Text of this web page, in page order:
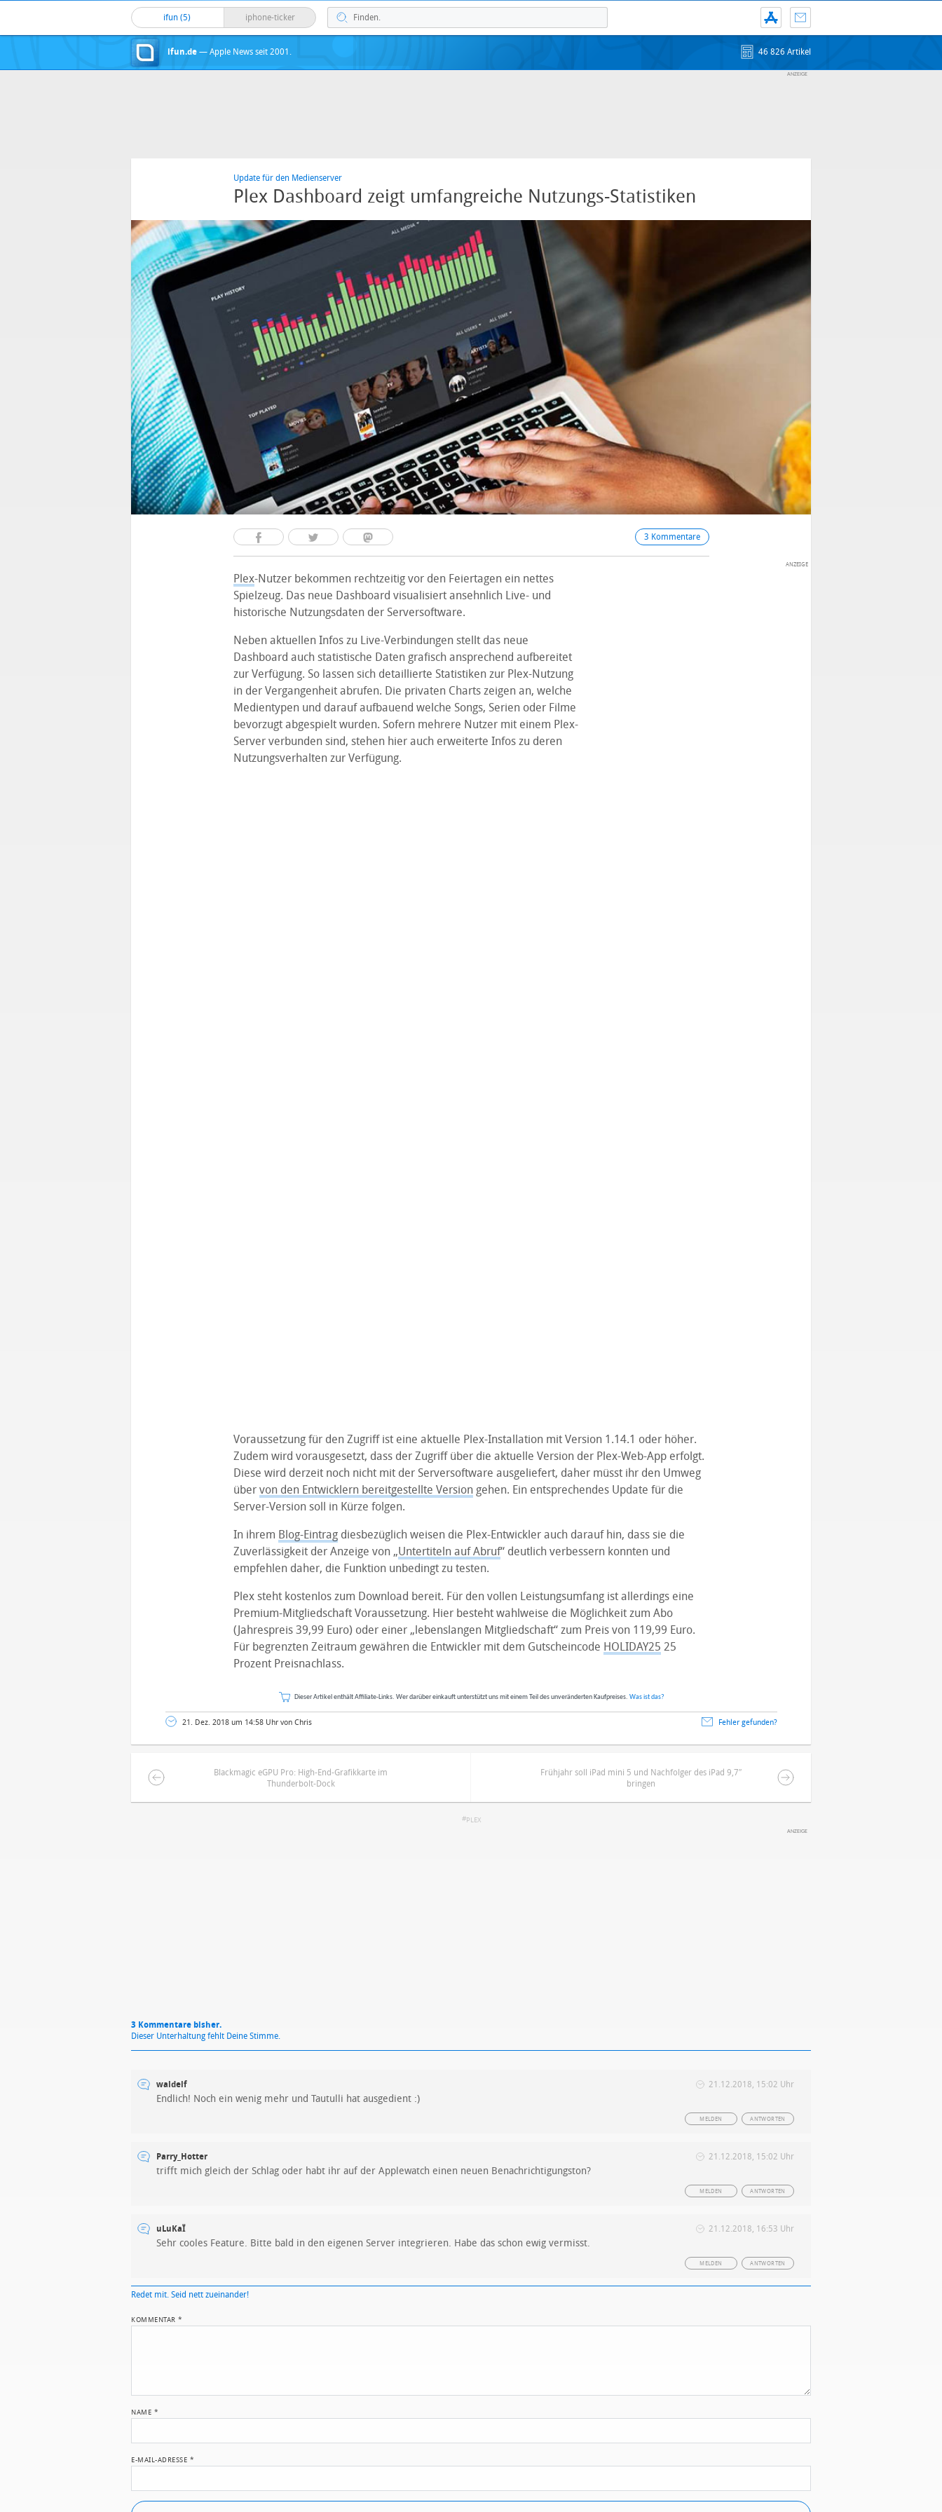
ifun (5) iphone-ticker
ifun.de — Apple News seit 2001. 46 826 Artikel
Update für den Medienserver
Plex Dashboard zeigt umfangreiche Nutzungs-Statistiken
3 Kommentare
Plex-Nutzer bekommen rechtzeitig vor den Feiertagen ein nettes
Spielzeug. Das neue Dashboard visualisiert ansehnlich Live- und
historische Nutzungsdaten der Serversoftware.
Neben aktuellen Infos zu Live-Verbindungen stellt das neue
Dashboard auch statistische Daten grafisch ansprechend aufbereitet
zur Verfügung. So lassen sich detaillierte Statistiken zur Plex-Nutzung
in der Vergangenheit abrufen. Die privaten Charts zeigen an, welche
Medientypen und darauf aufbauend welche Songs, Serien oder Filme
bevorzugt abgespielt wurden. Sofern mehrere Nutzer mit einem Plex-
Server verbunden sind, stehen hier auch erweiterte Infos zu deren
Nutzungsverhalten zur Verfügung.
Voraussetzung für den Zugriff ist eine aktuelle Plex-Installation mit Version 1.14.1 oder höher.
Zudem wird vorausgesetzt, dass der Zugriff über die aktuelle Version der Plex-Web-App erfolgt.
Diese wird derzeit noch nicht mit der Serversoftware ausgeliefert, daher müsst ihr den Umweg
über von den Entwicklern bereitgestellte Versiongehen. Ein entsprechendes Update für die
Server-Version soll in Kürze folgen.
In ihrem Blog-Eintragdiesbezüglich weisen die Plex-Entwickler auch darauf hin, dass sie die
Zuverlässigkeit der Anzeige von „Untertiteln auf Abruf“ deutlich verbessern konnten und
empfehlen daher, die Funktion unbedingt zu testen.
Plex steht kostenlos zum Download bereit. Für den vollen Leistungsumfang ist allerdings eine
Premium-Mitgliedschaft Voraussetzung. Hier besteht wahlweise die Möglichkeit zum Abo
(Jahrespreis 39,99 Euro) oder einer „lebenslangen Mitgliedschaft“ zum Preis von 119,99 Euro.
Für begrenzten Zeitraum gewähren die Entwickler mit dem Gutscheincode HOLIDAY25 25
Prozent Preisnachlass.
Dieser Artikel enthält Affiliate-Links. Wer darüber einkauft unterstützt uns mit einem Teil des unveränderten Kaufpreises. Was ist das?
21. Dez. 2018 um 14:58 Uhr von Chris Fehler gefunden?
Blackmagic eGPU Pro: High-End-Grafikkarte im
Thunderbolt-Dock
Frühjahr soll iPad mini 5 und Nachfolger des iPad 9,7″
bringen
PLEX
3 Kommentare bisher.
Dieser Unterhaltung fehlt Deine Stimme.
waldelf 21.12.2018, 15:02 Uhr
Endlich! Noch ein wenig mehr und Tautulli hat ausgedient :)
ANTWORTEN
MELDEN
Parry_Hotter 21.12.2018, 15:02 Uhr
trifft mich gleich der Schlag oder habt ihr auf der Applewatch einen neuen Benachrichtigungston?
ANTWORTEN
MELDEN
uLuKaÏ 21.12.2018, 16:53 Uhr
Sehr cooles Feature. Bitte bald in den eigenen Server integrieren. Habe das schon ewig vermisst.
ANTWORTEN
MELDEN
Redet mit. Seid nett zueinander!
KOMMENTAR *
NAME *
E-MAIL-ADRESSE *